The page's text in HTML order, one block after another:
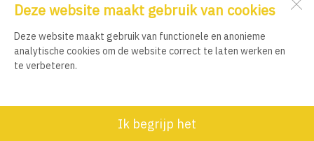
Deze website maakt gebruik van cookies
Deze website maakt gebruik van functionele en anonieme
analytische cookies om de website correct te laten werken en
te verbeteren.
Ik begrijp het